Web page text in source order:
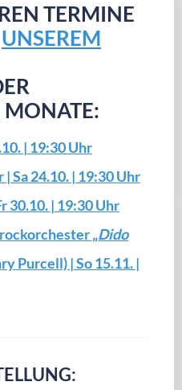
TERMINE
UNSEREM
| 19:30 Uhr
Sa 24.10. | 19:30 Uhr
30.10. | 19:30 Uhr
„Dido
Purcell) | So 15.11. |